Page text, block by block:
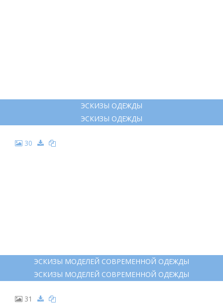
ЭСКИЗЫ ОДЕЖДЫ
ЭСКИЗЫ ОДЕЖДЫ
30
ЭСКИЗЫ МОДЕЛЕЙ СОВРЕМЕННОЙ ОДЕЖДЫ
ЭСКИЗЫ МОДЕЛЕЙ СОВРЕМЕННОЙ ОДЕЖДЫ
31